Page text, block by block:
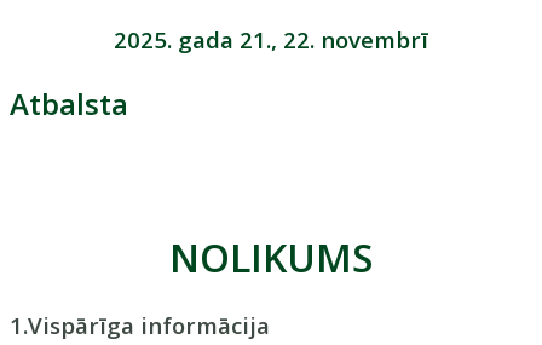
2025. gada 21., 22. novembrī
Atbalsta
NOLIKUMS
1.Vispārīga informācija